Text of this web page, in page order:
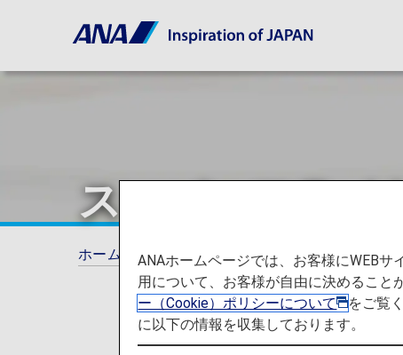
スーパーフライ
ホーム ANAマイレージクラブ スーパーフ
ANAホームページでは、お客様にWEB
用について、お客様が自由に決めること
ー（Cookie）ポリシーについて
をご覧
に以下の情報を収集しております。